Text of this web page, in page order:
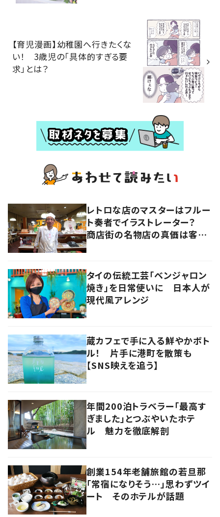
【育児漫画】幼稚園へ行きたくな
い！ 3歳児の「具体的すぎる要
求」とは？
レトロな店のマスターはフルー
ト奏者でイラストレーター？
商店街の名物店の真価は客と
タイの伝統工芸「ベンジャロン
焼き」を日常使いに 日本人が
現代風アレンジ
蔵カフェで手に入る鮮やかボト
ル！ 片手に港町を散策も
【SNS映えを追う】
年間200泊トラベラー「最高す
ぎました」とつぶやいたホテ
ル 魅力を徹底解剖
創業154年老舗旅館の若旦那
「常宿になりそう…」思わずツイ
ート そのホテルが話題